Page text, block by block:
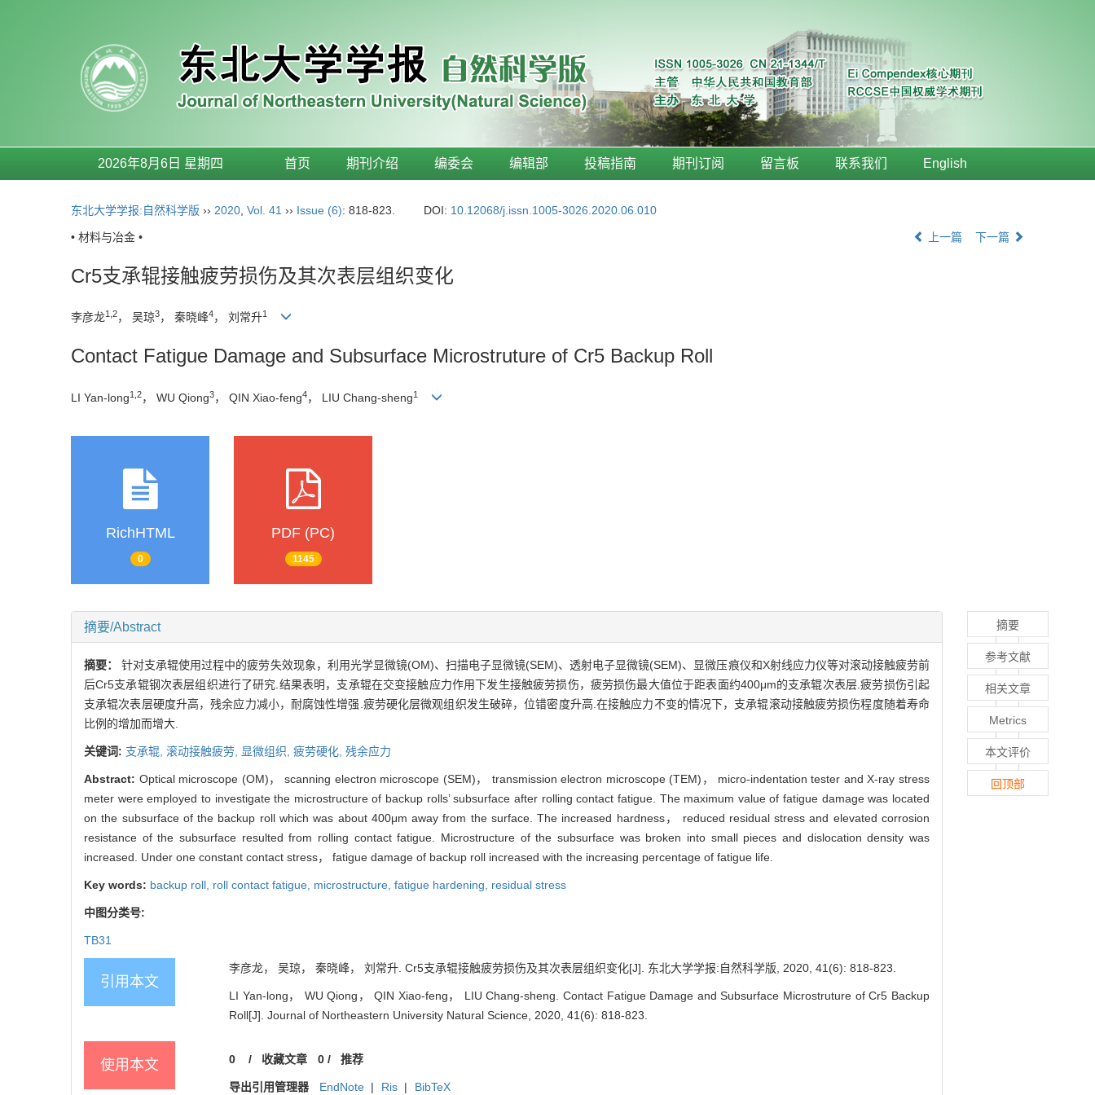
2026年8月6日 星期四 首页 期刊介绍 编委会 编辑部 投稿指南 期刊订阅 留言板 联系我们 English
东北大学学报:自然科学版 ›› 2020 Vol. 41 ›› Issue (6): 818-823. DOI: 10.12068/j.issn.1005-3026.2020.06.010
• 材料与冶金 • 上一篇 下一篇
Cr5支承辊接触疲劳损伤及其次表层组织变化
李彦龙1,2， 吴琼3， 秦晓峰4， 刘常升1
Contact Fatigue Damage and Subsurface Microstruture of Cr5 Backup Roll
LI Yan-long1,2， WU Qiong3， QIN Xiao-feng4， LIU Chang-sheng1
RichHTML
0
PDF (PC)
1145
摘要/Abstract
摘要：针对支承辊使用过程中的疲劳失效现象，利用光学显微镜(OM)、扫描电子显微镜(SEM)、透射电子显微镜(SEM)、显微压痕仪和X射线应力仪等对滚动接触疲劳前
后Cr5支承辊钢次表层组织进行了研究.结果表明，支承辊在交变接触应力作用下发生接触疲劳损伤，疲劳损伤最大值位于距表面约400μm的支承辊次表层.疲劳损伤引起
支承辊次表层硬度升高，残余应力减小，耐腐蚀性增强.疲劳硬化层微观组织发生破碎，位错密度升高.在接触应力不变的情况下，支承辊滚动接触疲劳损伤程度随着寿命
比例的增加而增大.
关键词: 支承辊, 滚动接触疲劳, 显微组织, 疲劳硬化, 残余应力
Abstract: Optical microscope (OM)， scanning electron microscope (SEM)， transmission electron microscope (TEM)， micro-indentation tester and X-ray stress
meter were employed to investigate the microstructure of backup rolls’ subsurface after rolling contact fatigue. The maximum value of fatigue damage was located
on the subsurface of the backup roll which was about 400μm away from the surface. The increased hardness， reduced residual stress and elevated corrosion
resistance of the subsurface resulted from rolling contact fatigue. Microstructure of the subsurface was broken into small pieces and dislocation density was
increased. Under one constant contact stress， fatigue damage of backup roll increased with the increasing percentage of fatigue life.
Key words: backup roll, roll contact fatigue, microstructure, fatigue hardening, residual stress
中图分类号:
TB31
引用本文
李彦龙， 吴琼， 秦晓峰， 刘常升. Cr5支承辊接触疲劳损伤及其次表层组织变化[J]. 东北大学学报:自然科学版, 2020, 41(6): 818-823.
LI Yan-long， WU Qiong， QIN Xiao-feng， LIU Chang-sheng. Contact Fatigue Damage and Subsurface Microstruture of Cr5 Backup
Roll[J]. Journal of Northeastern University Natural Science, 2020, 41(6): 818-823.
使用本文 0 / 收藏文章 0/ 推荐
导出引用管理器 EndNote | Ris | BibTeX
摘要
参考文献
相关文章
Metrics
本文评价
回顶部